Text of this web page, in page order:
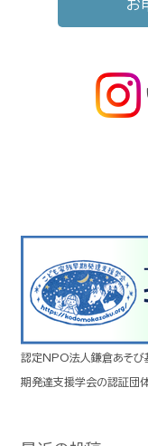
お
認定NPO法人鎌倉あそび
期発達支援学会の認証団体